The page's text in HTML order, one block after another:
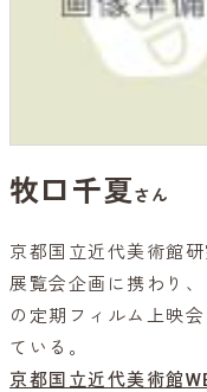
牧口千夏さん
京都国立近代美術館
展覧会企画に携わり
の定期フィルム上映
ている。
京都国立近代美術館